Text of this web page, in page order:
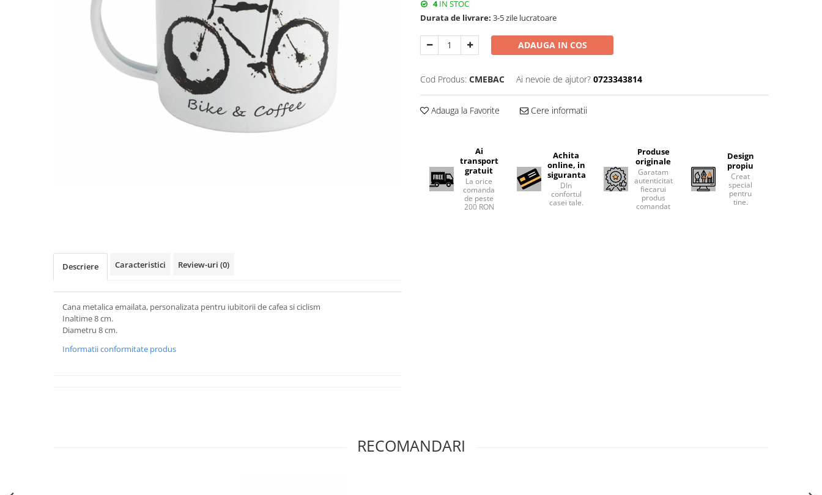
4IN STOC
Durata de livrare: 3-5 zile lucratoare
ADAUGA IN COS
Cod Produs: CMEBAC Ai nevoie de ajutor? 0723343814
Adauga la Favorite Cere informatii
Ai
transport
gratuit
La orice
comanda
de peste
200 RON
Achita
online, in
siguranta
DIn
confortul
casei tale.
Produse
originale
Garatam
autenticitatea
fiecarui
produs
comandat
Design
propiu
Creat
special
pentru
tine.
Descriere Caracteristici Review-uri (0)
Cana metalica emailata, personalizata pentru iubitorii de cafea si ciclism
Inaltime 8 cm.
Diametru 8 cm.
Informatii conformitate produs
RECOMANDARI